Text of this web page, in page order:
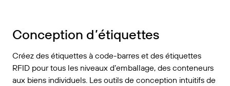
Conception d’étiquettes
Créez des étiquettes à code-barres et des étiquettes
RFID pour tous les niveaux d’emballage, des conteneurs
aux biens individuels. Les outils de conception intuitifs de